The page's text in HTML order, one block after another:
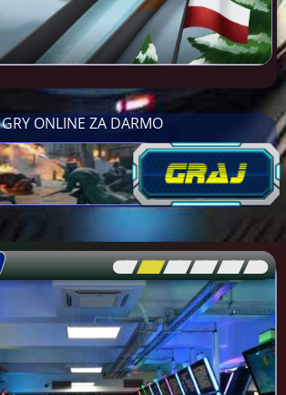
GRY ONLINE ZA DARMO
[\ \\ \\ \\ \\ \]